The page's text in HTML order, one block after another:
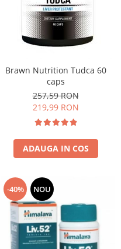
Brawn Nutrition Tudca 60
caps
257,59 RON
219,99 RON
ADAUGA IN COS
-40% NOU